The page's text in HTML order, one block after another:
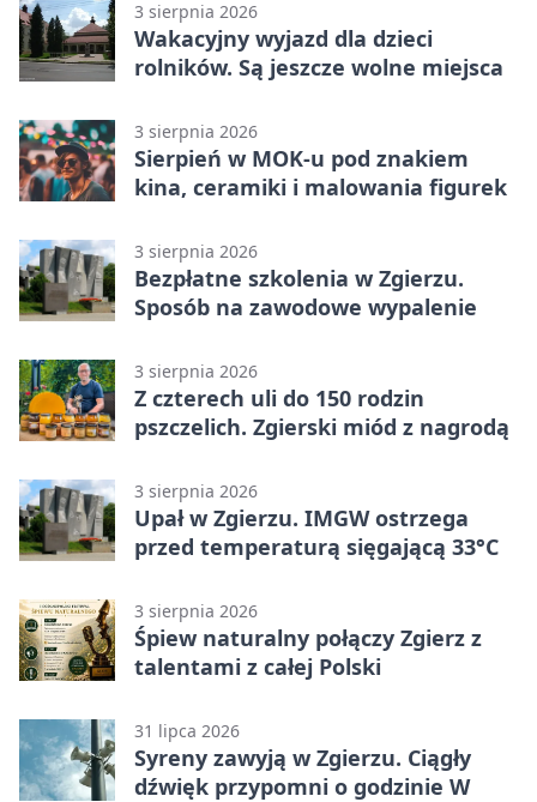
3 sierpnia 2026
Wakacyjny wyjazd dla dzieci
rolników. Są jeszcze wolne miejsca
3 sierpnia 2026
Sierpień w MOK-u pod znakiem
kina, ceramiki i malowania figurek
3 sierpnia 2026
Bezpłatne szkolenia w Zgierzu.
Sposób na zawodowe wypalenie
3 sierpnia 2026
Z czterech uli do 150 rodzin
pszczelich. Zgierski miód z nagrodą
3 sierpnia 2026
Upał w Zgierzu. IMGW ostrzega
przed temperaturą sięgającą 33°C
3 sierpnia 2026
Śpiew naturalny połączy Zgierz z
talentami z całej Polski
31 lipca 2026
Syreny zawyją w Zgierzu. Ciągły
dźwięk przypomni o godzinie W